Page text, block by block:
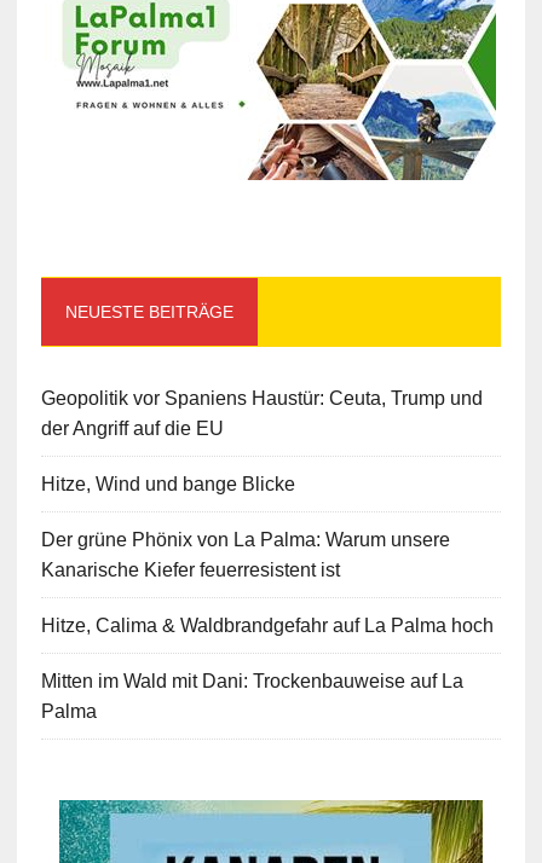
NEUESTE BEITRÄGE
Geopolitik vor Spaniens Haustür: Ceuta, Trump und
der Angriff auf die EU
Hitze, Wind und bange Blicke
Der grüne Phönix von La Palma: Warum unsere
Kanarische Kiefer feuerresistent ist
Hitze, Calima & Waldbrandgefahr auf La Palma hoch
Mitten im Wald mit Dani: Trockenbauweise auf La
Palma